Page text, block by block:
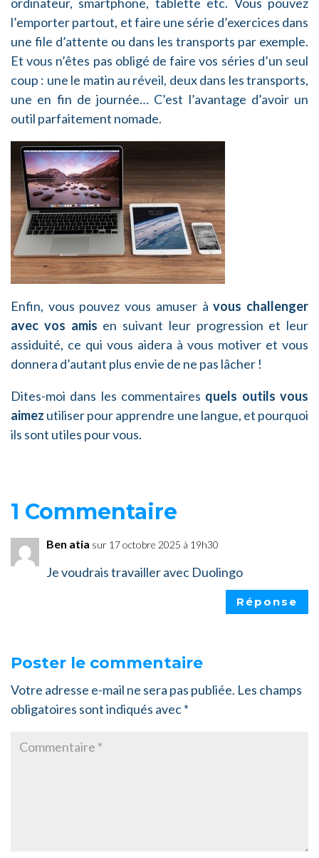
l’emporter partout, et faire une série d’exercices dans
une file d’attente ou dans les transports par exemple.
Et vous n’êtes pas obligé de faire vos séries d’un seul
coup : une le matin au réveil, deux dans les transports,
une en fin de journée… C’est l’avantage d’avoir un
outil parfaitement nomade.
Enfin, vous pouvez vous amuser àvous challenger
avec vos amis en suivant leur progression et leur
assiduité, ce qui vous aidera à vous motiver et vous
donnera d’autant plus envie de ne pas lâcher !
Dites-moi dans les commentaires quels outils vous
aimez utiliser pour apprendre une langue, et pourquoi
ils sont utiles pour vous.
1 Commentaire
Ben atia sur 17 octobre 2025 à 19h30
Je voudrais travailler avec Duolingo
Réponse
Poster le commentaire
Votre adresse e-mail ne sera pas publiée. Les champs
obligatoires sont indiqués avec*